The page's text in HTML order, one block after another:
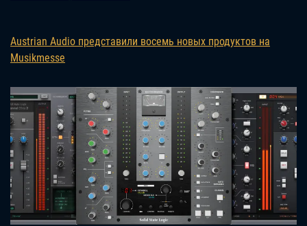
Austrian Audio представили восемь новых продуктов на
Musikmesse